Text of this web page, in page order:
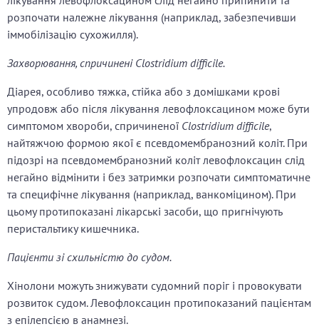
розпочати належне лікування (наприклад, забезпечивши
іммобілізацію сухожилля).
Захворювання, спричинені Clostridium difficile.
Діарея, особливо тяжка, стійка або з домішками крові
упродовж або після лікування левофлоксацином може бути
симптомом хвороби, спричиненої Clostridium difficile,
найтяжчою формою якої є псевдомембранозний коліт. При
підозрі на псевдомембранозний коліт левофлоксацин слід
негайно відмінити і без затримки розпочати симптоматичне
та специфічне лікування (наприклад, ванкоміцином). При
цьому протипоказані лікарські засоби, що пригнічують
перистальтику кишечника.
Пацієнти зі схильністю до судом.
Хінолони можуть знижувати судомний поріг і провокувати
розвиток судом. Левофлоксацин протипоказаний пацієнтам
з епілепсією в анамнезі.